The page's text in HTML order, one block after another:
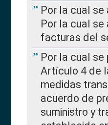
Por la cual se
Por la cual
facturas del
Por la cual
Artículo 4 de
medidas
acuerdo de
suministro y